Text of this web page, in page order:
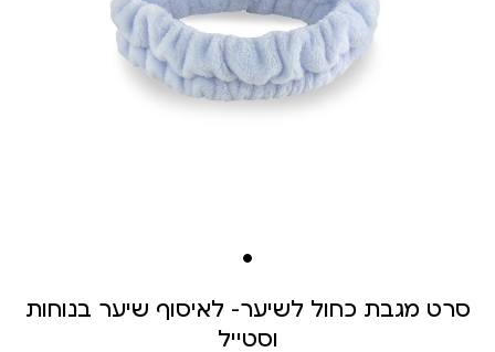
סרט מגבת כחול לשיער– לאיסוף שיער בנוחות
וסטייל